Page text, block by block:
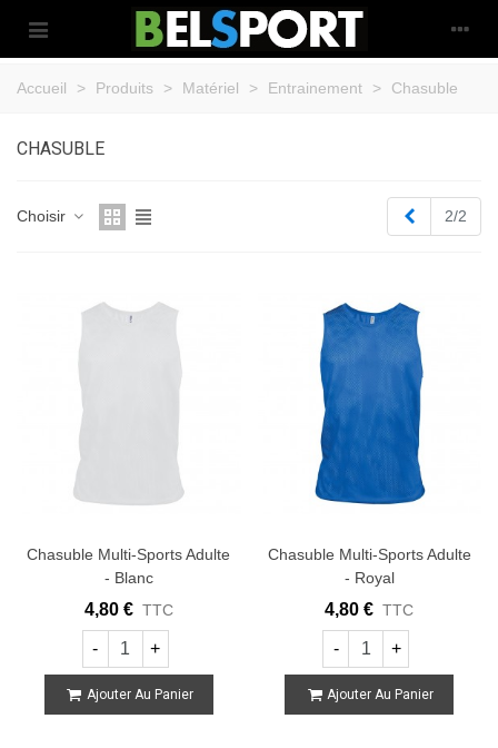
Accueil > Produits > Matériel > Entrainement > Chasuble
CHASUBLE
Choisir Précédent
2/2
Chasuble Multi-Sports Adulte
- Blanc
4,80 € TTC
- +
Ajouter Au Panier
Chasuble Multi-Sports Adulte
- Royal
4,80 € TTC
- +
Ajouter Au Panier